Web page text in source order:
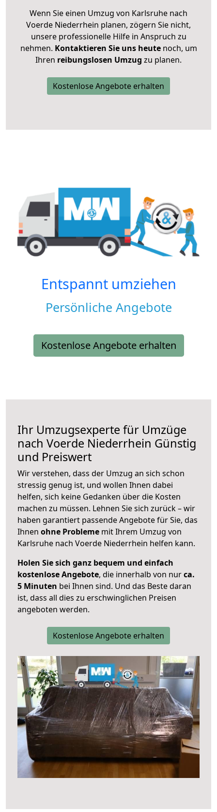
Wenn Sie einen Umzug von Karlsruhe nach
Voerde Niederrhein planen, zögern Sie nicht,
unsere professionelle Hilfe in Anspruch zu
nehmen. Kontaktieren Sie uns heutenoch, um
Ihren reibungslosen Umzug zu planen.
Kostenlose Angebote erhalten
Entspannt umziehen
Persönliche Angebote
Kostenlose Angebote erhalten
Ihr Umzugsexperte für Umzüge
nach Voerde Niederrhein Günstig
und Preiswert
Wir verstehen, dass der Umzug an sich schon
stressig genug ist, und wollen Ihnen dabei
helfen, sich keine Gedanken über die Kosten
machen zu müssen. Lehnen Sie sich zurück – wir
haben garantiert passende Angebote für Sie, das
Ihnen ohne Probleme mit Ihrem Umzug von
Karlsruhe nach Voerde Niederrhein helfen kann.
Holen Sie sich ganz bequem und einfach
kostenlose Angebote, die innerhalb von nurca.
5 Minuten bei Ihnen sind. Und das Beste daran
ist, dass all dies zu erschwinglichen Preisen
angeboten werden.
Kostenlose Angebote erhalten